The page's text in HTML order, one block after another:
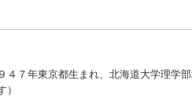
４７年東京都生まれ、北海道大学理学